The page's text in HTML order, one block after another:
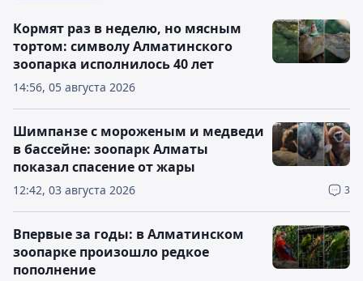
14:56, 05 августа 2026
Кормят раз в неделю, но мясным
тортом: символу Алматинского
зоопарка исполнилось 40 лет
12:42, 03 августа 2026 3
Шимпанзе с мороженым и медведи
в бассейне: зоопарк Алматы
показал спасение от жары
Впервые за годы: в Алматинском
зоопарке произошло редкое
пополнение